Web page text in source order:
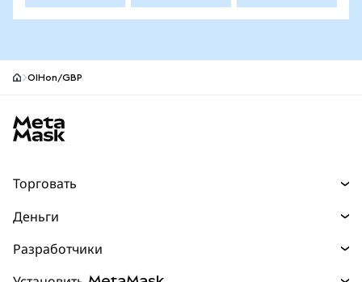
OIHon/GBP
Торговать
Прогнозы
Деньги
Разработчики